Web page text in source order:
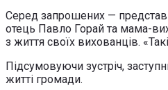
Серед запрошених —
отець Павло Горай та мама-
з життя своїх вихованців.
Підсумовуючи зустріч,
житті громади.